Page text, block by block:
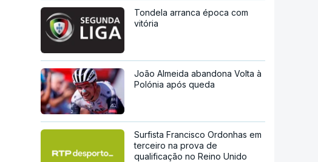
Tondela arranca época com
vitória
João Almeida abandona Volta à
Polónia após queda
Surfista Francisco Ordonhas em
terceiro na prova de
qualificação no Reino Unido